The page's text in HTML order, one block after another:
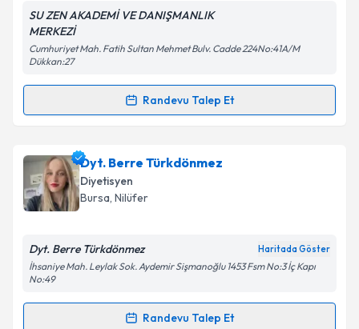
'ni okudum ve kişisel verilerimin belirtilen
kapsamda işlenmesini kabul ediyorum.
SU ZEN AKADEMİ VE DANIŞMANLIK
MERKEZİ
Cumhuriyet Mah. Fatih Sultan Mehmet Bulv. Cadde 224No:41A/M
Dükkan:27
Randevu Talep Et
Randevu Takvimi Talebi
Dyt. Hatice Yıldırımiçin randevu takvimi talebi
oluşturun. Size bu uzmandan randevu almanız için bir
takvim hazırlandığında e-posta ile bilgilendireceğiz.
Kişisel verilerimin işlenmesine ilişkinAydınlatma
'ni okudum ve kişisel verilerimin belirtilen
Dyt. Berre Türkdönmez
Diyetisyen
Bursa, Nilüfer
Dyt. Berre Türkdönmez Haritada Göster
İhsaniye Mah. Leylak Sok. Aydemir Sişmanoğlu 1453 Fsm No:3 İç Kapı
No:49
Randevu Talep Et